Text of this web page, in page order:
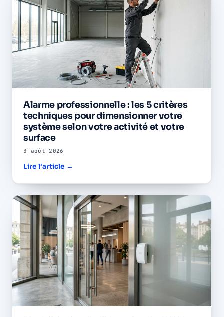
Alarme professionnelle : les 5 critères
techniques pour dimensionner votre
système selon votre activité et votre
surface
3 août 2026
Lire l'article →